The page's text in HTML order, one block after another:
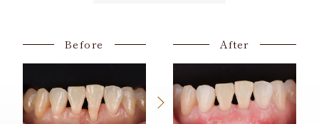
Before After
Before After
Before After
Before After
Before After
Before After
Before After